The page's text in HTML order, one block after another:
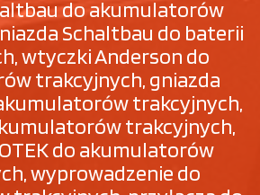
do akumulatorów
Schaltbau do baterii
wtyczki Anderson do
trakcyjnych, gniazda
trakcyjnych,
trakcyjnych,
do akumulatorów
wyprowadzenie do